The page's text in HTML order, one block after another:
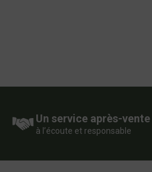
Un service après-vente
à l’écoute et responsable